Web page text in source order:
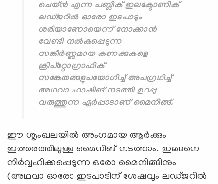
ചെയ്ന്‍ എന്ന പബ്ലിക് ഇലക്ടോണിക്
ലഡ്ജറില്‍ ഓരോ ഇടപാടും
ശരിയാണോയെന്ന് നോക്കാന്‍
വേണ്ടി നല്‍കപ്പെടുന്ന
സങ്കീര്‍ണ്ണമായ കണക്കുകളെ
ക്രിപ്റ്റോഗ്രാഫിക്
സങ്കേതങ്ങളുപയോഗിച്ച് അപഗ്രഥിച്ച്
അഥവാ ഹാഷിങ് നടത്തി ഉറപ്പു
വരുത്തുന്ന ഏര്‍പ്പാടാണ് മൈനിങ്ങ്.
ഈ ശൃംഖലയിൽ അംഗമായ ആർക്കും
ഇത്തരത്തിലുള്ള മൈനിങ് നടത്താം. ഇങ്ങനെ
നിര്‍വ്വഹിക്കപ്പെടുന്ന ഒരോ മൈനിങ്ങിനും
(അഥവാ ഓരോ ഇടപാടിന് ശേഷവും ലഡ്ജറില്‍